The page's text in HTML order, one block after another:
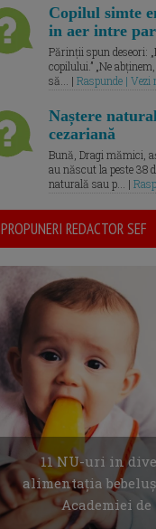
Copilul simte
in aer intre
Părinții spun deseori:
copilului.” „Ne
să... | Raspunde |
Naștere
cezariană
Bună, Dragi mămici,
au născut la peste 38
naturală sau p... |
PROPUNERI REDACTOR SEF
11 NU-uri in
alimentația
Academiei